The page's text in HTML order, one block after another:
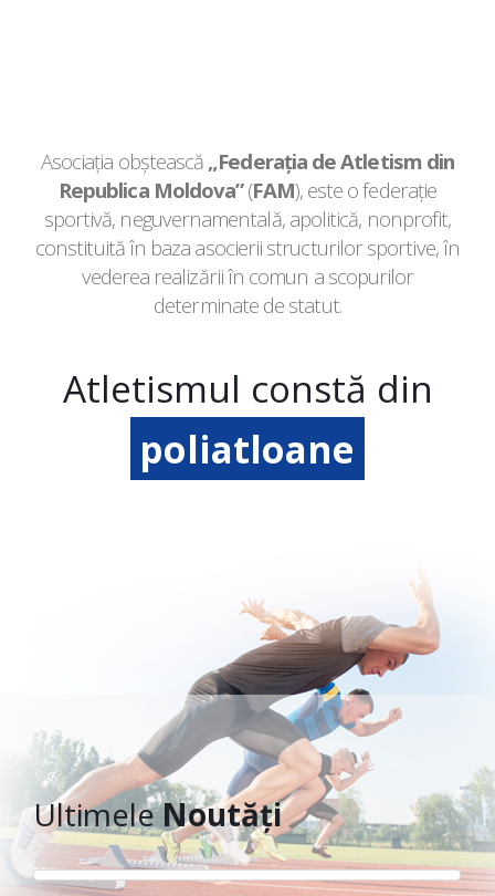
Asociaţia obştească „Federaţia de Atletism din
Republica Moldova”(FAM), este o federaţie
sportivă, neguvernamentală, apolitică, nonprofit,
constituită în baza asocierii structurilor sportive, în
vederea realizării în comun a scopurilor
determinate de statut.
Atletismul constă din
poliatloane
UltimeleNoutăți